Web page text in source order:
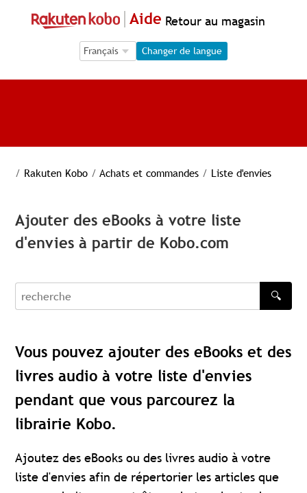
Aide Retour au magasin
Language Selection
Language Selection
Changer de langue
/ Rakuten Kobo / Achats et commandes / Liste d'envies
Ajouter des eBooks à votre liste
d'envies à partir de Kobo.com
recherche
🔍
Vous pouvez ajouter des eBooks et des
livres audio à votre liste d'envies
pendant que vous parcourez la
librairie Kobo.
Ajoutez des eBooks ou des livres audio à votre
liste d'envies afin de répertorier les articles que